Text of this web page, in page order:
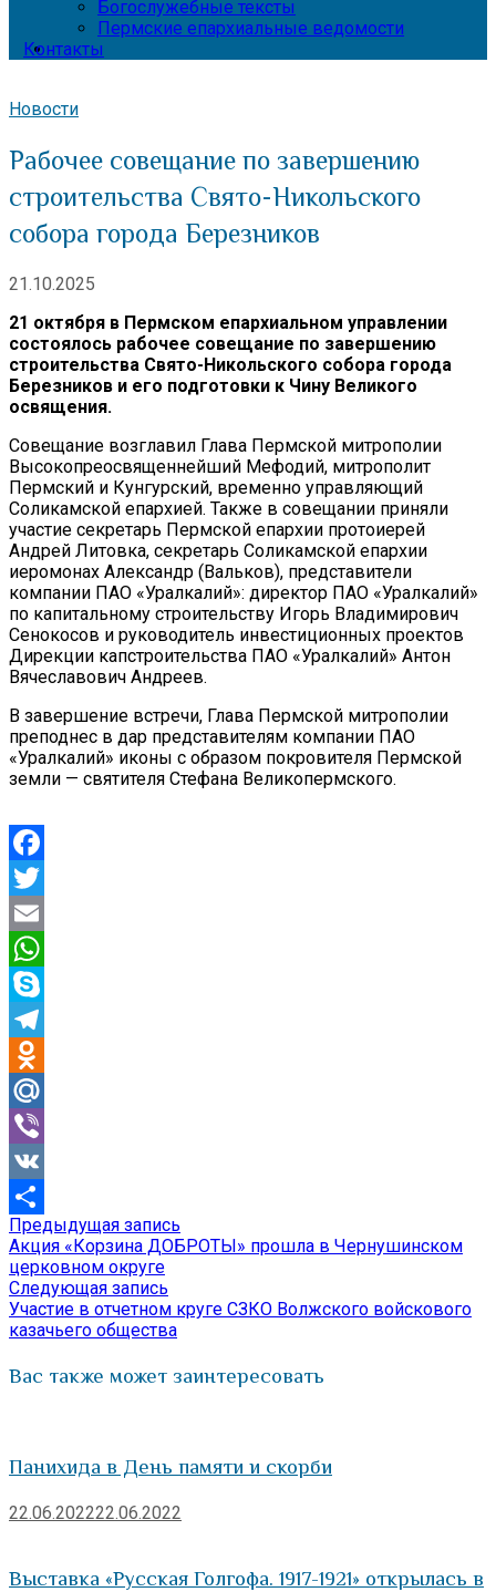
Богослужебные тексты
Пермские епархиальные ведомости
Контакты
Новости
Рабочее совещание по завершению
строительства Свято-Никольского
собора города Березников
21.10.2025
21 октября в Пермском епархиальном управлении
состоялось рабочее совещание по завершению
строительства Свято-Никольского собора города
Березников и его подготовки к Чину Великого
освящения.
Совещание возглавил Глава Пермской митрополии
Высокопреосвященнейший Мефодий, митрополит
Пермский и Кунгурский, временно управляющий
Соликамской епархией. Также в совещании приняли
участие секретарь Пермской епархии протоиерей
Андрей Литовка, секретарь Соликамской епархии
иеромонах Александр (Вальков), представители
компании ПАО «Уралкалий»: директор ПАО «Уралкалий»
по капитальному строительству Игорь Владимирович
Сенокосов и руководитель инвестиционных проектов
Дирекции капстроительства ПАО «Уралкалий» Антон
Вячеславович Андреев.
В завершение встречи, Глава Пермской митрополии
преподнес в дар представителям компании ПАО
«Уралкалий» иконы с образом покровителя Пермской
земли — святителя Стефана Великопермского.
Facebook
Twitter
Email
WhatsApp
Skype
Telegram
Odnoklassniki
Mail.Ru
Viber
VK
Отправить
Навигация
по
записям
Предыдущая запись
запись:
Акция «Корзина ДОБРОТЫ» прошла в Чернушинском
церковном округе
Следующая запись
запись:
Участие в отчетном круге СЗКО Волжского войскового
казачьего общества
Вас также может заинтересовать
Панихида в День памяти и скорби
22.06.202222.06.2022
Выставка «Русская Голгофа. 1917-1921» открылась в